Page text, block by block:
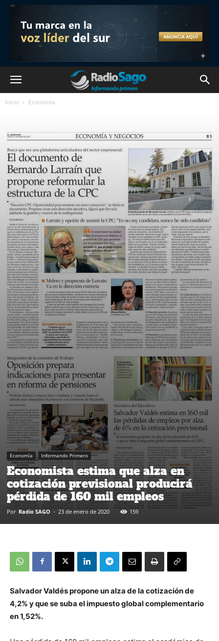
Inicio Economía
Economía Informando Primero
Economista estima que alza en
cotización previsional producirá
pérdida de 160 mil empleos
Por Radio SAGO - 23 de enero de 2020 159
Salvador Valdés propone un alza de la cotización de
4,2% y que se suba el impuesto global complementario
en 1,52%.